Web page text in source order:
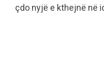
çdo nyjë e kthejnë në